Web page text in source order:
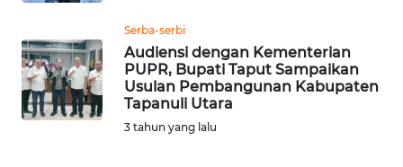
Serba-serbi
Audiensi dengan Kementerian
PUPR, Bupati Taput Sampaikan
Usulan Pembangunan Kabupaten
Tapanuli Utara
3 tahun yang lalu
SERDANG
WN
TEBING